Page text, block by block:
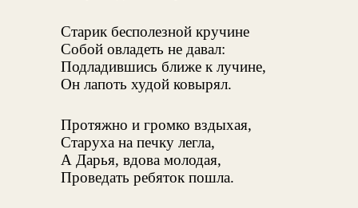
Старик бесполезной кручине
Собой овладеть не давал:
Подладившись ближе к лучине,
Он лапоть худой ковырял.
Протяжно и громко вздыхая,
Старуха на печку легла,
А Дарья, вдова молодая,
Проведать ребяток пошла.